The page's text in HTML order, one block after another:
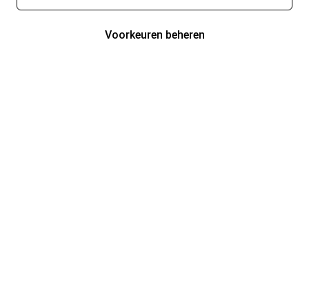
Voorkeuren beheren